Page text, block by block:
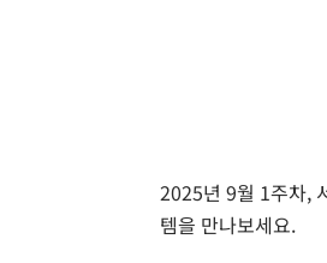
2025년 9월 1주차,
템을 만나보세요.